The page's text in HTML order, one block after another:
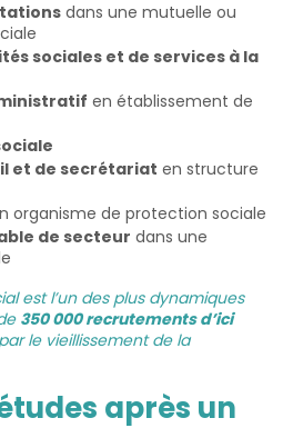
dans une mutuelle ou
sociales et de services à la
en établissement de
et de secrétariat en structure
organisme de protection sociale
de secteur dans une
est l’un des plus dynamiques
350 000 recrutements d’ici
le vieillissement de la
après un